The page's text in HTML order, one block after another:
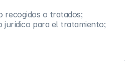
recogidos o tratados;
jurídico para el tratamiento;